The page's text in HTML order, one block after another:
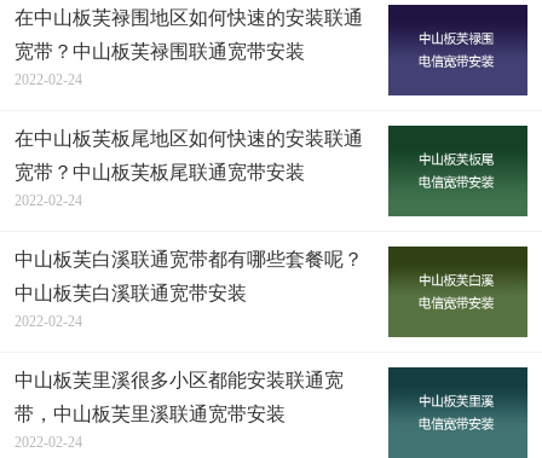
在中山板芙禄围地区如何快速的安装联通
宽带？中山板芙禄围联通宽带安装
2022-02-24
在中山板芙板尾地区如何快速的安装联通
宽带？中山板芙板尾联通宽带安装
2022-02-24
中山板芙白溪联通宽带都有哪些套餐呢？
中山板芙白溪联通宽带安装
2022-02-24
中山板芙里溪很多小区都能安装联通宽
带，中山板芙里溪联通宽带安装
2022-02-24